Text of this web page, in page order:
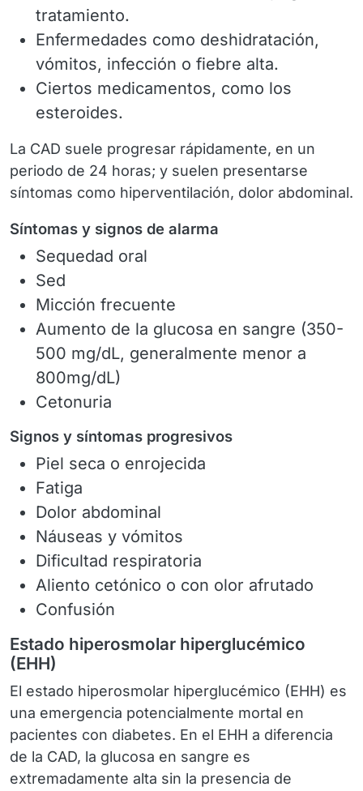
tratamiento.
Enfermedades como deshidratación,
vómitos, infección o fiebre alta.
Ciertos medicamentos, como los
esteroides.
La CAD suele progresar rápidamente, en un
periodo de 24 horas; y suelen presentarse
síntomas como hiperventilación, dolor abdominal.
Síntomas y signos de alarma
Sequedad oral
Sed
Micción frecuente
Aumento de la glucosa en sangre (350-
500 mg/dL, generalmente menor a
800mg/dL)
Cetonuria
Signos y síntomas progresivos
Piel seca o enrojecida
Fatiga
Dolor abdominal
Náuseas y vómitos
Dificultad respiratoria
Aliento cetónico o con olor afrutado
Confusión
Estado hiperosmolar hiperglucémico
(EHH)
El estado hiperosmolar hiperglucémico (EHH) es
una emergencia potencialmente mortal en
pacientes con diabetes. En el EHH a diferencia
de la CAD, la glucosa en sangre es
extremadamente alta sin la presencia de